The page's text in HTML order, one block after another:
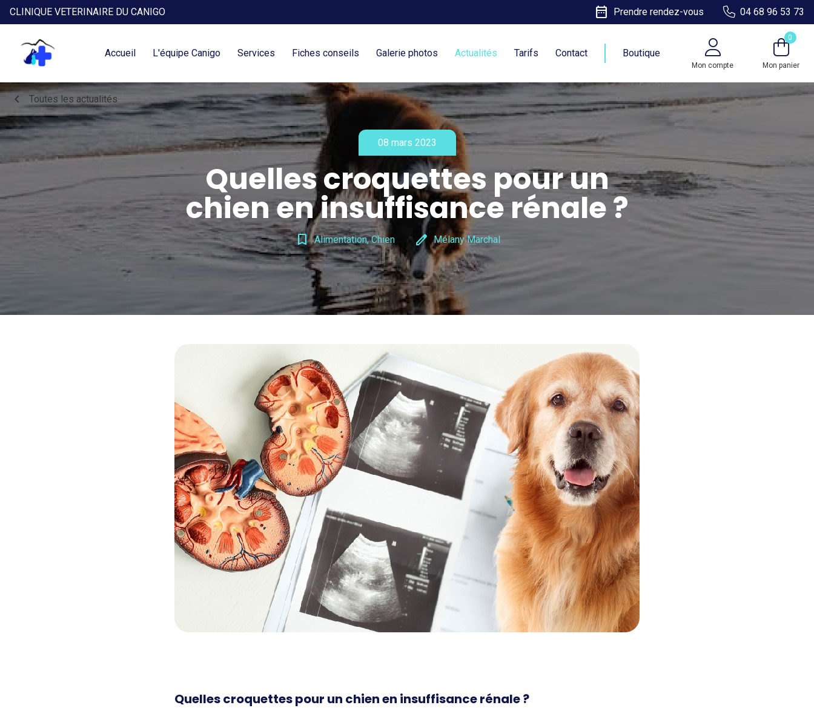
CLINIQUE VETERINAIRE DU CANIGO date_range Prendre rendez-vous 04 68 96 53 73
Accueil L'équipe Canigo Services Fiches conseils Galerie photos Actualités Tarifs Contact Boutique
Mon compte
0
Mon panier
chevron_left Toutes les actualités
08 mars 2023
Quelles croquettes pour un
chien en insuffisance rénale ?
bookmark_border Alimentation, Chien edit Mélany Marchal
Quelles croquettes pour un chien en insuffisance rénale ?